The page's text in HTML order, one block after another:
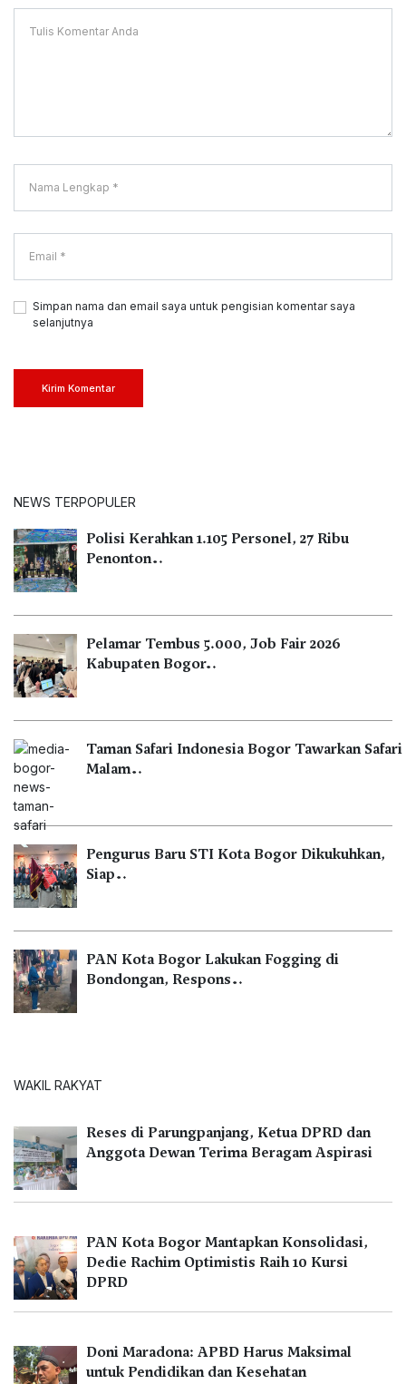
Simpan nama dan email saya untuk pengisian komentar saya
selanjutnya
Kirim Komentar
NEWS TERPOPULER
Polisi Kerahkan 1.105 Personel, 27 Ribu
Penonton…
Pelamar Tembus 5.000, Job Fair 2026
Kabupaten Bogor…
Taman Safari Indonesia Bogor Tawarkan Safari
Malam…
Pengurus Baru STI Kota Bogor Dikukuhkan,
Siap…
PAN Kota Bogor Lakukan Fogging di
Bondongan, Respons…
WAKIL RAKYAT
Reses di Parungpanjang, Ketua DPRD dan
Anggota Dewan Terima Beragam Aspirasi
PAN Kota Bogor Mantapkan Konsolidasi,
Dedie Rachim Optimistis Raih 10 Kursi
DPRD
Doni Maradona: APBD Harus Maksimal
untuk Pendidikan dan Kesehatan